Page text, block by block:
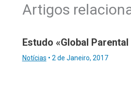
Artigos
Estudo «Global Parental
Notícias • 2 de Janeiro, 2017